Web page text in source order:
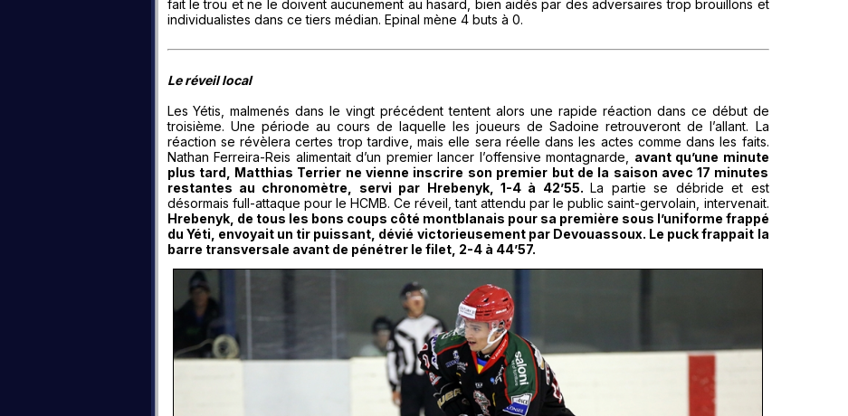
fait le trou et ne le doivent aucunement au hasard, bien aidés par des adversaires trop brouillons et
individualistes dans ce tiers médian. Epinal mène 4 buts à 0.
Le réveil local
Les Yétis, malmenés dans le vingt précédent tentent alors une rapide réaction dans ce début de
troisième. Une période au cours de laquelle les joueurs de Sadoine retrouveront de l’allant. La
réaction se révèlera certes trop tardive, mais elle sera réelle dans les actes comme dans les faits.
Nathan Ferreira-Reis alimentait d’un premier lancer l’offensive montagnarde, avant qu’une minute
plus tard, Matthias Terrier ne vienne inscrire son premier but de la saison avec 17 minutes
restantes au chronomètre, servi par Hrebenyk, 1-4 à 42’55.La partie se débride et est
désormais full-attaque pour le HCMB. Ce réveil, tant attendu par le public saint-gervolain, intervenait.
Hrebenyk, de tous les bons coups côté montblanais pour sa première sous l’uniforme frappé
du Yéti, envoyait un tir puissant, dévié victorieusement par Devouassoux. Le puck frappait la
barre transversale avant de pénétrer le filet, 2-4 à 44’57.